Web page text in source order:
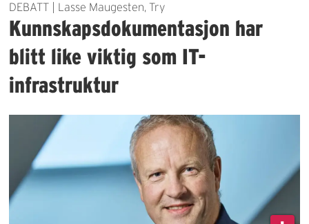
DEBATT | Lasse Maugesten, Try
Kunnskapsdokumentasjon har
blitt like viktig som IT-
infrastruktur